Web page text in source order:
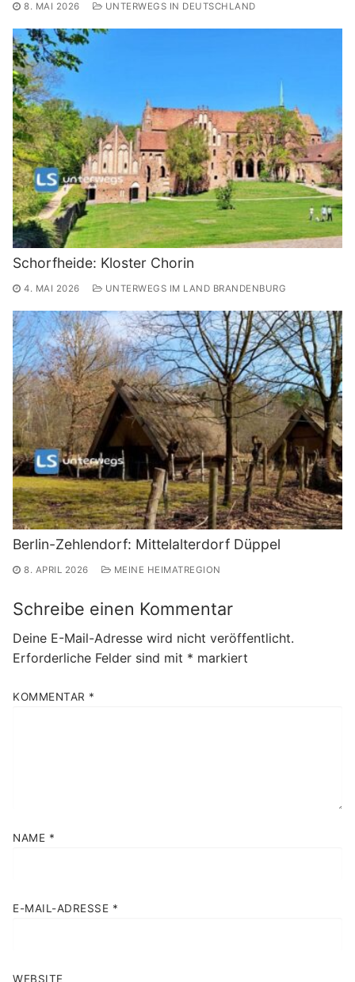
8. MAI 2026 UNTERWEGS IN DEUTSCHLAND
Schorfheide: Kloster Chorin
4. MAI 2026 UNTERWEGS IM LAND BRANDENBURG
Berlin-Zehlendorf: Mittelalterdorf Düppel
8. APRIL 2026 MEINE HEIMATREGION
Schreibe einen Kommentar
Deine E-Mail-Adresse wird nicht veröffentlicht.
Erforderliche Felder sind mit * markiert
KOMMENTAR *
NAME *
E-MAIL-ADRESSE *
WEBSITE